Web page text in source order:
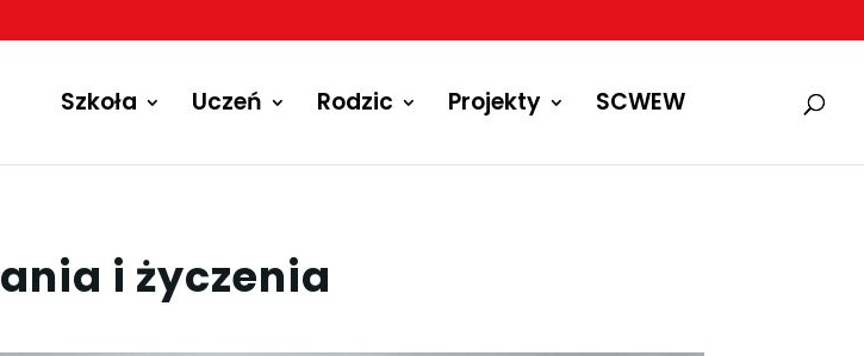
Szkoła Uczeń Rodzic Projekty SCWEW
i życzenia